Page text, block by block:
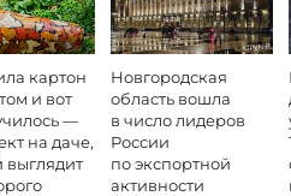
картон
и вот
—
на даче,
выглядит
Новгородская
область вошла
в число лидеров
России
по экспортной
активности